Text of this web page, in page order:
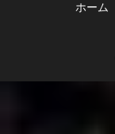
ホーム